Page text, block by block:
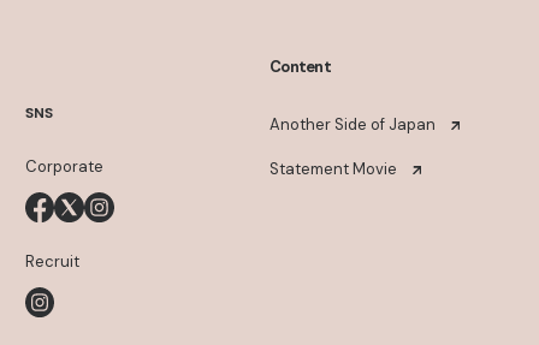
SNS
Corporate
Recruit
Content
Another Side of Japan
Statement Movie